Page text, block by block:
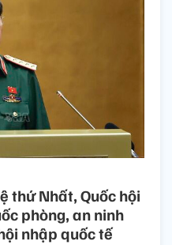
thứ Nhất, Quốc hội
phòng, an ninh
nhập quốc tế